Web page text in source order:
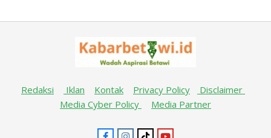
Redaksi Iklan Kontak Privacy Policy
Disclaimer
Media Cyber Policy
Media Partner